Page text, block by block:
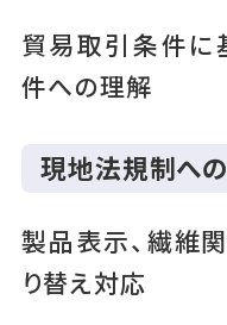
貿易取引条件に
件への理解
現地法規制へ
製品表示、繊維
り替え対応